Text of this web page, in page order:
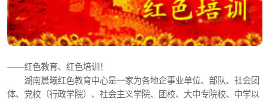
——红色教育、红色培训！
湖南晨曦红色教育中心是一家为各地企事业单位、部队、社会团
体、党校（行政学院）、社会主义学院、团校、大中专院校、中学以